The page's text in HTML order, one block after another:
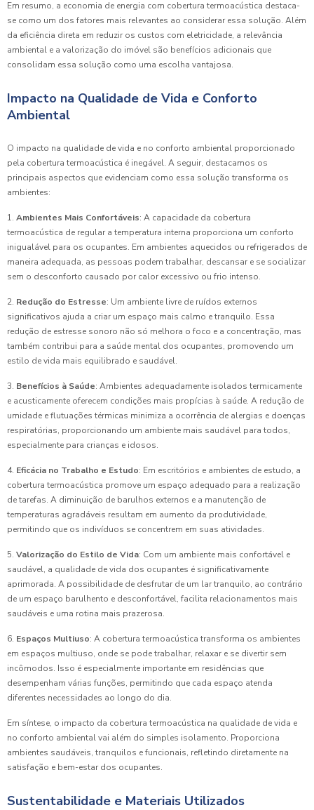
Em resumo, a economia de energia com cobertura termoacústica destaca-
se como um dos fatores mais relevantes ao considerar essa solução. Além
da eficiência direta em reduzir os custos com eletricidade, a relevância
ambiental e a valorização do imóvel são benefícios adicionais que
consolidam essa solução como uma escolha vantajosa.
Impacto na Qualidade de Vida e Conforto
Ambiental
O impacto na qualidade de vida e no conforto ambiental proporcionado
pela cobertura termoacústica é inegável. A seguir, destacamos os
principais aspectos que evidenciam como essa solução transforma os
ambientes:
1. Ambientes Mais Confortáveis: A capacidade da cobertura
termoacústica de regular a temperatura interna proporciona um conforto
inigualável para os ocupantes. Em ambientes aquecidos ou refrigerados de
maneira adequada, as pessoas podem trabalhar, descansar e se socializar
sem o desconforto causado por calor excessivo ou frio intenso.
2. Redução do Estresse: Um ambiente livre de ruídos externos
significativos ajuda a criar um espaço mais calmo e tranquilo. Essa
redução de estresse sonoro não só melhora o foco e a concentração, mas
também contribui para a saúde mental dos ocupantes, promovendo um
estilo de vida mais equilibrado e saudável.
3. Benefícios à Saúde: Ambientes adequadamente isolados termicamente
e acusticamente oferecem condições mais propícias à saúde. A redução de
umidade e flutuações térmicas minimiza a ocorrência de alergias e doenças
respiratórias, proporcionando um ambiente mais saudável para todos,
especialmente para crianças e idosos.
4. Eficácia no Trabalho e Estudo: Em escritórios e ambientes de estudo, a
cobertura termoacústica promove um espaço adequado para a realização
de tarefas. A diminuição de barulhos externos e a manutenção de
temperaturas agradáveis resultam em aumento da produtividade,
permitindo que os indivíduos se concentrem em suas atividades.
5. Valorização do Estilo de Vida: Com um ambiente mais confortável e
saudável, a qualidade de vida dos ocupantes é significativamente
aprimorada. A possibilidade de desfrutar de um lar tranquilo, ao contrário
de um espaço barulhento e desconfortável, facilita relacionamentos mais
saudáveis e uma rotina mais prazerosa.
6. Espaços Multiuso: A cobertura termoacústica transforma os ambientes
em espaços multiuso, onde se pode trabalhar, relaxar e se divertir sem
incômodos. Isso é especialmente importante em residências que
desempenham várias funções, permitindo que cada espaço atenda
diferentes necessidades ao longo do dia.
Em síntese, o impacto da cobertura termoacústica na qualidade de vida e
no conforto ambiental vai além do simples isolamento. Proporciona
ambientes saudáveis, tranquilos e funcionais, refletindo diretamente na
satisfação e bem-estar dos ocupantes.
Sustentabilidade e Materiais Utilizados